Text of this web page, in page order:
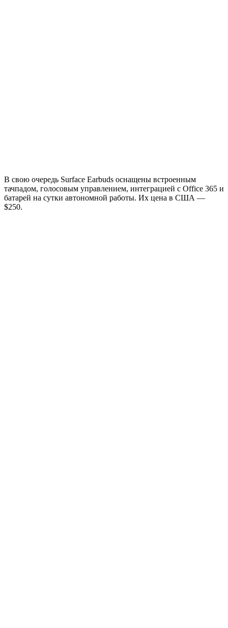
В свою очередь Surface Earbuds оснащены встроенным
тачпадом, голосовым управлением, интеграцией с Office 365 и
батарей на сутки автономной работы. Их цена в США —
$250.